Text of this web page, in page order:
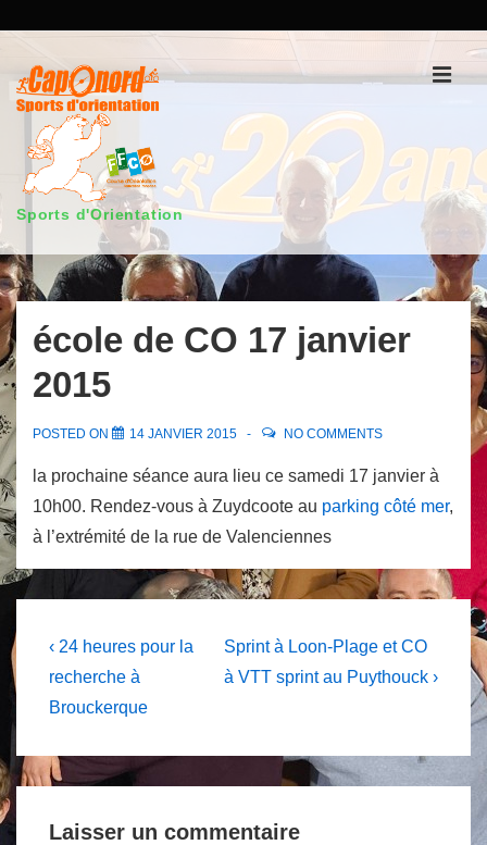
contenu
principal
Sports d'Orientation
Main
Navigation
école de CO 17 janvier
2015
POSTED ON 14 JANVIER 2015 NO COMMENTS
la prochaine séance aura lieu ce samedi 17 janvier à
10h00. Rendez-vous à Zuydcoote au parking côté mer,
à l’extrémité de la rue de Valenciennes
Navigation
de
l’article
Previous
Post
is
‹ 24 heures pour la
recherche à
Brouckerque
Next
Post
Sprint à Loon-Plage et CO
à VTT sprint au Puythouck ›
Laisser un commentaire